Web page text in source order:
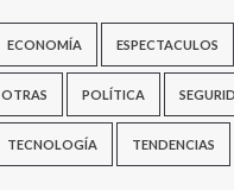
ECONOMÍA ESPECTACULOS
OTRAS POLÍTICA
TECNOLOGÍA TENDENCIAS